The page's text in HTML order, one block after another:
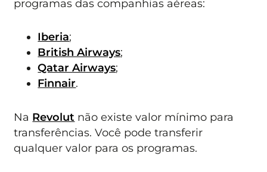
programas das companhias aéreas:
Iberia;
British Airways;
Qatar Airways;
Finnair.
Na Revolut não existe valor mínimo para
transferências. Você pode transferir
qualquer valor para os programas.